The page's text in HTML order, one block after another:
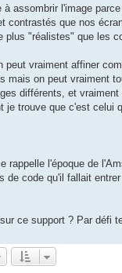
à assombrir l'image
contrastés que nos
plus "réalistes" que les
peut vraiment affiner
mais on peut vraiment
différents, et
je trouve que c'est celui
rappelle l'époque de
de code qu'il fallait
ce support ? Par défi